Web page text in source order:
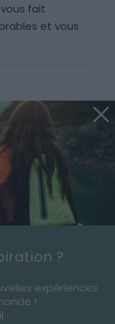
fait
et vous
?
expériences
!